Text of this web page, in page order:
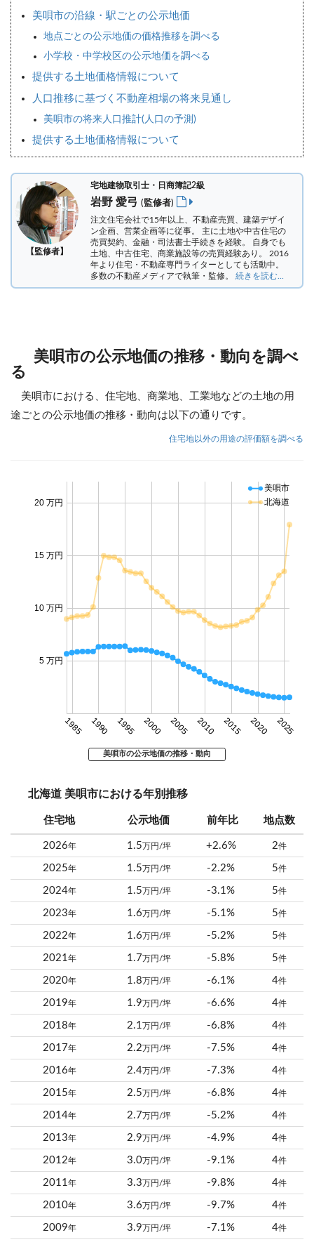
美唄市の沿線・駅ごとの公示地価
地点ごとの公示地価の価格推移を調べる
小学校・中学校区の公示地価を調べる
提供する土地価格情報について
人口推移に基づく不動産相場の将来見通し
美唄市の将来人口推計(人口の予測)
提供する土地価格情報について
【監修者】
宅地建物取引士・日商簿記2級
岩野 愛弓 (監修者)
注文住宅会社で15年以上、不動産売買、建築デザイ
ン企画、営業企画等に従事。 主に土地や中古住宅の
売買契約、金融・司法書士手続きを経験。 自身でも
土地、中古住宅、商業施設等の売買経験あり。 2016
年より住宅・不動産専門ライターとしても活動中。
多数の不動産メディアで執筆・監修。 続きを読む...
美唄市の公示地価の推移・動向を調べ
る
美唄市における、住宅地、商業地、工業地などの土地の用
途ごとの公示地価の推移・動向は以下の通りです。
住宅地以外の用途の評価額を調べる
1985 1990 1995 2000 2005 2010 2015 2020 2025
5 万円
10 万円
15 万円
20 万円
美唄市
北海道
美唄市の公示地価の推移・動向
北海道 美唄市における年別推移
住宅地 公示地価 前年比 地点数
2026年 1.5 万円/坪 +2.6% 2件
2025年 1.5 万円/坪 -2.2% 5件
2024年 1.5 万円/坪 -3.1% 5件
2023年 1.6 万円/坪 -5.1% 5件
2022年 1.6 万円/坪 -5.2% 5件
2021年 1.7 万円/坪 -5.8% 5件
2020年 1.8 万円/坪 -6.1% 4件
2019年 1.9 万円/坪 -6.6% 4件
2018年 2.1 万円/坪 -6.8% 4件
2017年 2.2 万円/坪 -7.5% 4件
2016年 2.4万円/坪 -7.3% 4件
2015年 2.5 万円/坪 -6.8% 4件
2014年 2.7 万円/坪 -5.2% 4件
2013年 2.9 万円/坪 -4.9% 4件
2012年 3.0万円/坪 -9.1% 4件
2011年 3.3 万円/坪 -9.8% 4件
2010年 3.6 万円/坪 -9.7% 4件
2009年 3.9 万円/坪 -7.1% 4件